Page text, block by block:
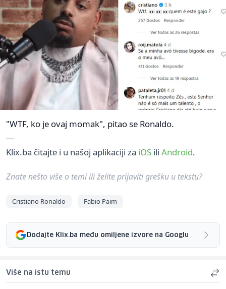
"WTF, ko je ovaj momak", pitao se Ronaldo.
Klix.ba čitajte i u našoj aplikaciji za iOS ili Android.
Znate nešto više o temi ili želite prijaviti grešku u tekstu?
Cristiano Ronaldo Fabio Paim
Dodajte Klix.ba među omiljene izvore na Googlu
Više na istu temu